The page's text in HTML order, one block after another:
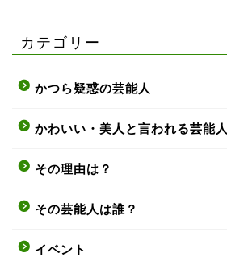
カテゴリー
かつら疑惑の芸能人
かわいい・美人と言われる芸能人
その理由は？
その芸能人は誰？
イベント